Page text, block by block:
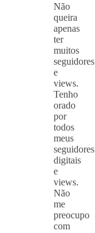
Não
queira
apenas
ter
muitos
seguidores
e
views.
Tenho
orado
por
todos
meus
seguidores
digitais
e
views.
Não
me
preocupo
com